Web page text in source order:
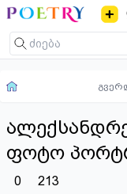
ფოტო
0 213